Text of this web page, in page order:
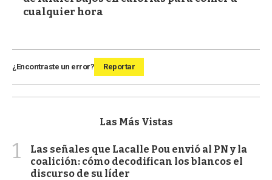
cualquier hora
¿Encontraste un error? Reportar
Las Más Vistas
1
Las señales que Lacalle Pou envió al PN y la
coalición: cómo decodifican los blancos el
discurso de su líder